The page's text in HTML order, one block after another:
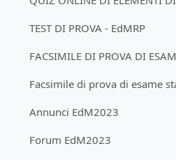
TEST DI PROVA - EdMRP
Annunci EdM2023
Forum EdM2023